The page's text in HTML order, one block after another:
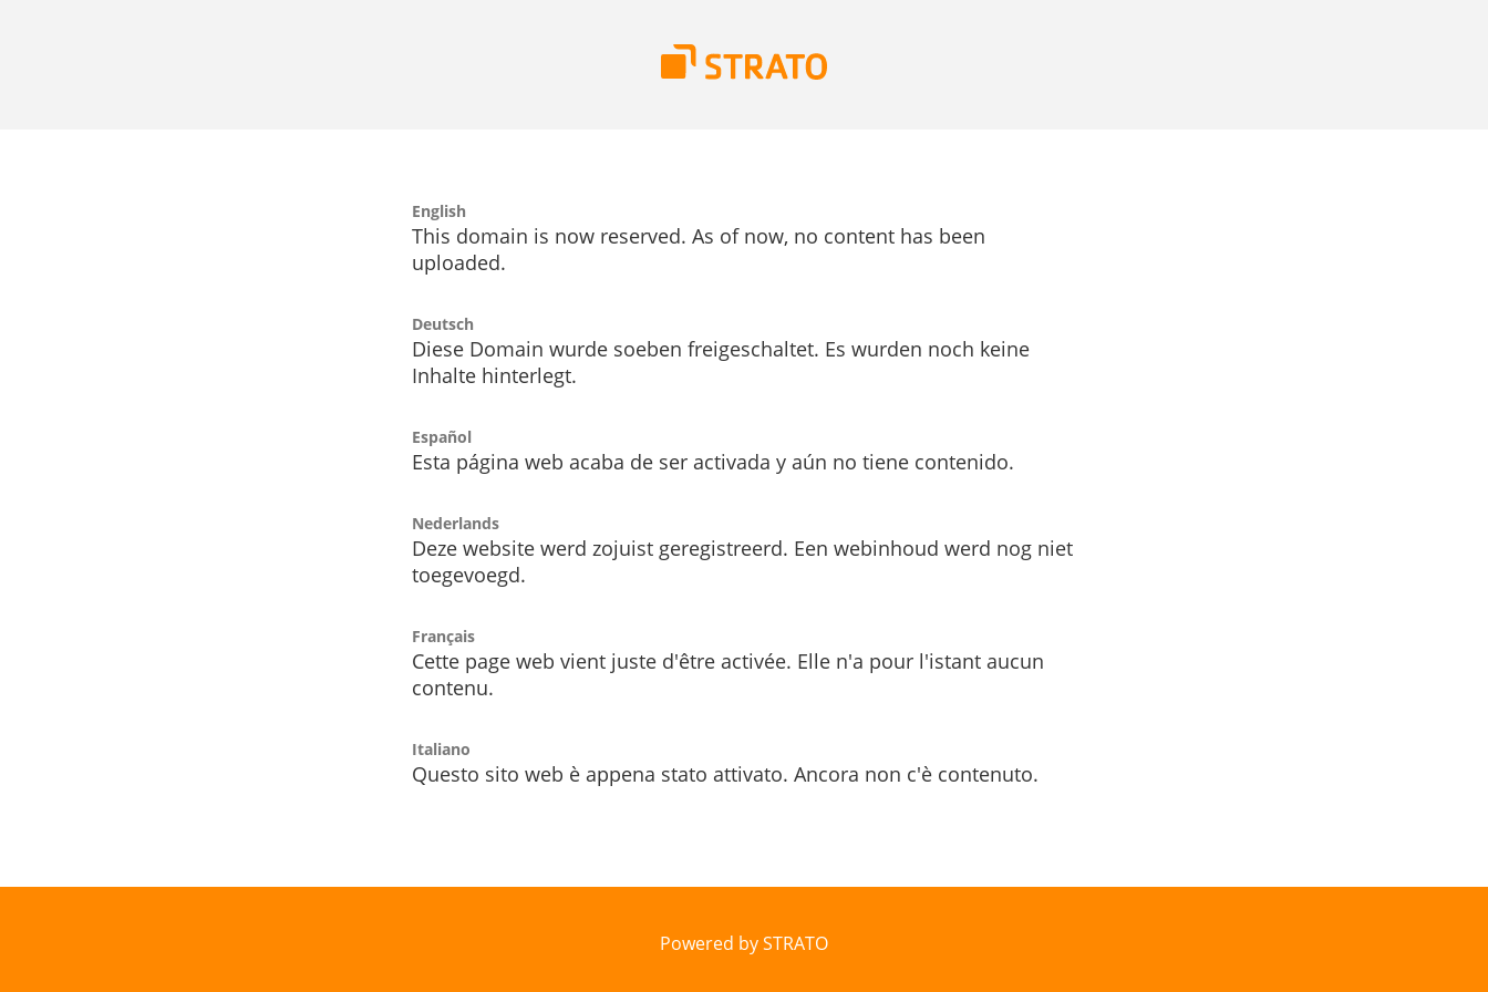
English
This domain is now reserved. As of now, no content has been
uploaded.
Deutsch
Diese Domain wurde soeben freigeschaltet. Es wurden noch keine
Inhalte hinterlegt.
Español
Esta página web acaba de ser activada y aún no tiene contenido.
Nederlands
Deze website werd zojuist geregistreerd. Een webinhoud werd nog niet
toegevoegd.
Français
Cette page web vient juste d'être activée. Elle n'a pour l'istant aucun
contenu.
Italiano
Questo sito web è appena stato attivato. Ancora non c'è contenuto.
Powered by STRATO